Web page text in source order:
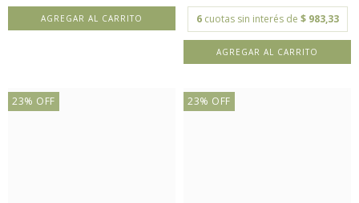
6 cuotas sin interés de $ 983,33
23% OFF 23% OFF